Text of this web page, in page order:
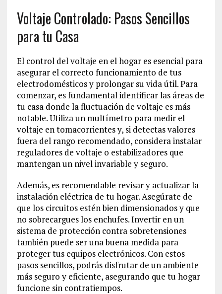
Voltaje Controlado: Pasos Sencillos
para tu Casa
El control del voltaje en el hogar es esencial para
asegurar el correcto funcionamiento de tus
electrodomésticos y prolongar su vida útil. Para
comenzar, es fundamental identificar las áreas de
tu casa donde la fluctuación de voltaje es más
notable. Utiliza un multímetro para medir el
voltaje en tomacorrientes y, si detectas valores
fuera del rango recomendado, considera instalar
reguladores de voltaje o estabilizadores que
mantengan un nivel invariable y seguro.
Además, es recomendable revisar y actualizar la
instalación eléctrica de tu hogar. Asegúrate de
que los circuitos estén bien dimensionados y que
no sobrecargues los enchufes. Invertir en un
sistema de protección contra sobretensiones
también puede ser una buena medida para
proteger tus equipos electrónicos. Con estos
pasos sencillos, podrás disfrutar de un ambiente
más seguro y eficiente, asegurando que tu hogar
funcione sin contratiempos.